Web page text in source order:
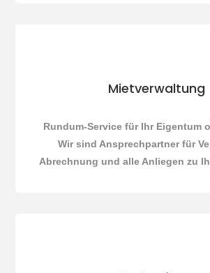
Mietverwaltung
Rundum-Service für Ihr Eigentum
Wir sind Ansprechpartner für
Abrechnung und alle Anliegen zu